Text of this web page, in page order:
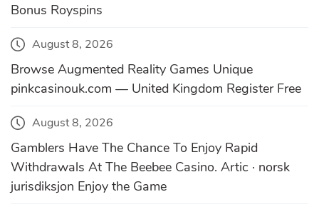
Bonus Royspins
August 8, 2026
Browse Augmented Reality Games Unique
pinkcasinouk.com — United Kingdom Register Free
August 8, 2026
Gamblers Have The Chance To Enjoy Rapid
Withdrawals At The Beebee Casino. Artic · norsk
jurisdiksjon Enjoy the Game